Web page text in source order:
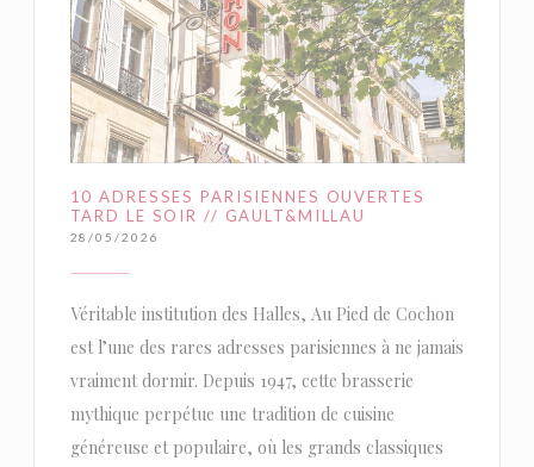
10 ADRESSES PARISIENNES OUVERTES
TARD LE SOIR // GAULT&MILLAU
28/05/2026
Véritable institution des Halles, Au Pied de Cochon
est l’une des rares adresses parisiennes à ne jamais
vraiment dormir. Depuis 1947, cette brasserie
mythique perpétue une tradition de cuisine
généreuse et populaire, où les grands classiques